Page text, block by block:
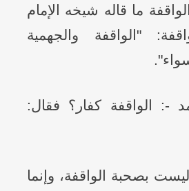
ما قاله شيخه الإمام
"الواقفة والجهمية
-: الواقفة كفار؟ فقال:
بصحبة الواقفة، وإنما